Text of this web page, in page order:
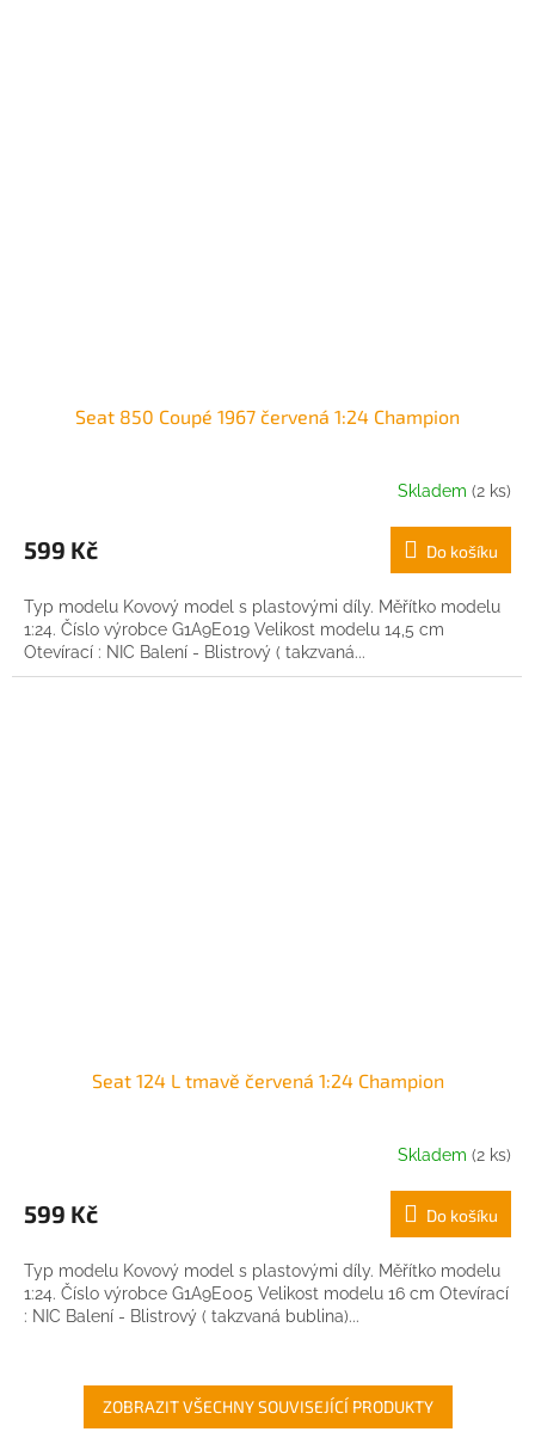
Seat 850 Coupé 1967 červená 1:24 Champion
Skladem (2 ks)
599 Kč Do košíku
Typ modelu Kovový model s plastovými díly. Měřítko modelu
1:24. Číslo výrobce G1A9E019 Velikost modelu 14,5 cm
Otevírací : NIC Balení - Blistrový ( takzvaná...
Seat 124 L tmavě červená 1:24 Champion
Skladem (2 ks)
599 Kč Do košíku
Typ modelu Kovový model s plastovými díly. Měřítko modelu
1:24. Číslo výrobce G1A9E005 Velikost modelu 16 cm Otevírací
: NIC Balení - Blistrový ( takzvaná bublina)...
ZOBRAZIT VŠECHNY SOUVISEJÍCÍ PRODUKTY